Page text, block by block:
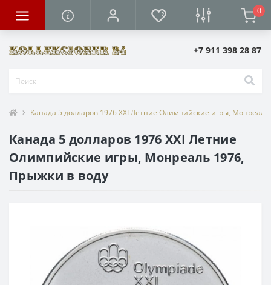
0
+7 911 398 28 87
Канада 5 долларов 1976 XXI Летние Олимпийские игры,
Канада 5 долларов 1976 XXI Летние
Олимпийские игры, Монреаль 1976,
Прыжки в воду